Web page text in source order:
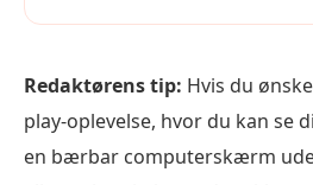
Redaktørens tip: Hvis du
play-oplevelse, hvor du kan se
en bærbar computerskærm